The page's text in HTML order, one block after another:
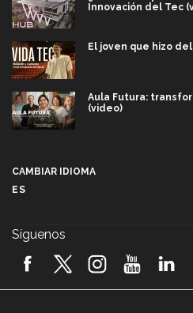
Innovación del Tec
El joven que hizo
Aula Futura:
(video)
2026! (video)
CAMBIAR IDIOMA
ES
Síguenos